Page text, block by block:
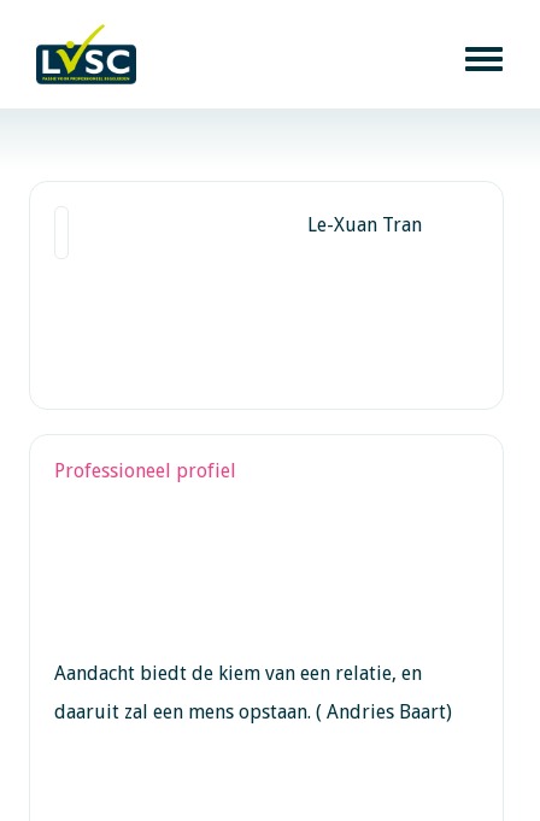
Le-Xuan Tran
Professioneel profiel
Aandacht biedt de kiem van een relatie, en
daaruit zal een mens opstaan. ( Andries Baart)